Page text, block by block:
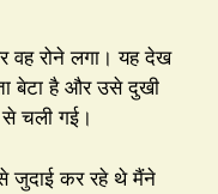
वह रोने लगा। यह देख
बेटा है और उसे दुखी
चली गई।
से जुदाई कर रहे थे मैंने